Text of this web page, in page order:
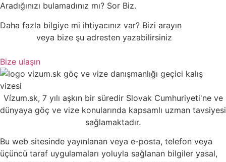
Aradığınızı bulamadınız mı? Sor Biz.
Daha fazla bilgiye mi ihtiyacınız var? Bizi arayın
veya bize şu adresten yazabilirsiniz
Bize ulaşın
Vízum.sk, 7 yılı aşkın bir süredir Slovak Cumhuriyeti'ne ve
dünyaya göç ve vize konularında kapsamlı uzman tavsiyesi
sağlamaktadır.
Bu web sitesinde yayınlanan veya e-posta, telefon veya
üçüncü taraf uygulamaları yoluyla sağlanan bilgiler yasal,